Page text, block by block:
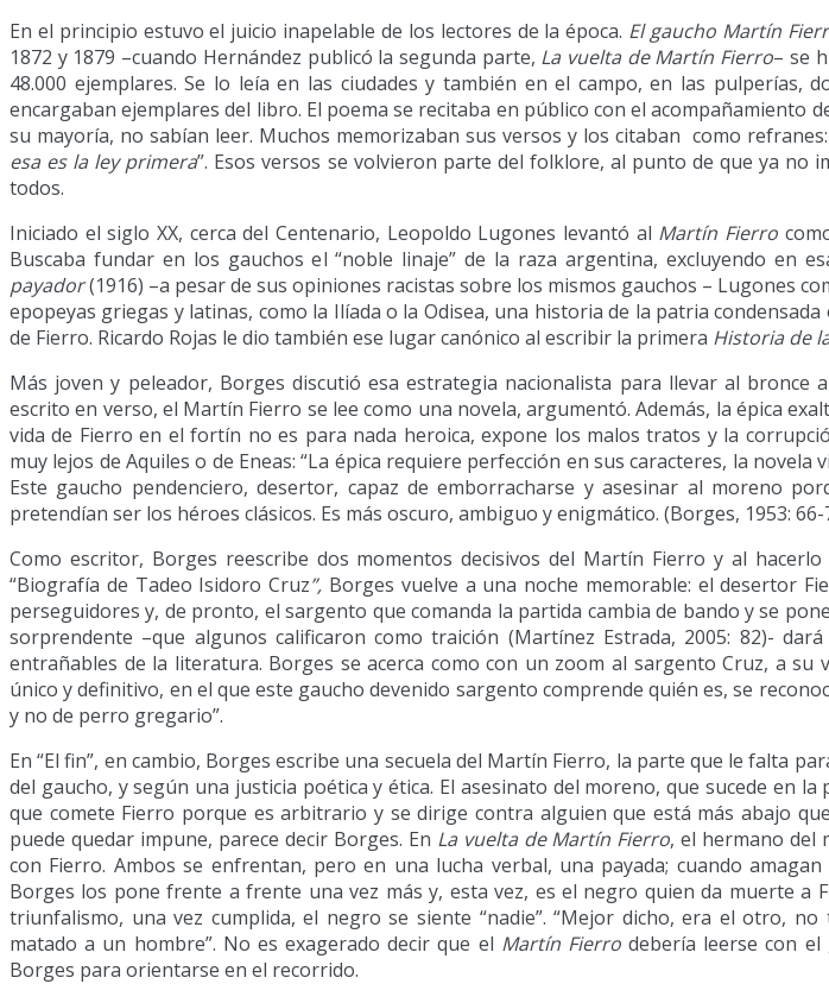
En el principio estuvo el juicio inapelable de los lectores de la época. El gaucho Martín
1872 y 1879 –cuando Hernández publicó la segunda parte, La vuelta de Martín Fierro– se
48.000 ejemplares. Se lo leía en las ciudades y también en el campo, en las pulperías,
encargaban ejemplares del libro. El poema se recitaba en público con el acompañamiento
su mayoría, no sabían leer. Muchos memorizaban sus versos y los citaban como refranes:
esa es la ley primera”. Esos versos se volvieron parte del folklore, al punto de que ya no
todos.
Iniciado el siglo XX, cerca del Centenario, Leopoldo Lugones levantó al Martín Fierro
Buscaba fundar en los gauchos el “noble linaje” de la raza argentina, excluyendo en
payador(1916) –a pesar de sus opiniones racistas sobre los mismos gauchos – Lugones
epopeyas griegas y latinas, como la Ilíada o la Odisea, una historia de la patria
de Fierro. Ricardo Rojas le dio también ese lugar canónico al escribir la primera Historia de
Más joven y peleador, Borges discutió esa estrategia nacionalista para llevar al bronce
escrito en verso, el Martín Fierro se lee como una novela, argumentó. Además, la épica
vida de Fierro en el fortín no es para nada heroica, expone los malos tratos y la
muy lejos de Aquiles o de Eneas: “La épica requiere perfección en sus caracteres, la novela
Este gaucho pendenciero, desertor, capaz de emborracharse y asesinar al moreno
pretendían ser los héroes clásicos. Es más oscuro, ambiguo y enigmático. (Borges, 1953: 66-
Como escritor, Borges reescribe dos momentos decisivos del Martín Fierro y al
“Biografía de Tadeo Isidoro Cruz”, Borges vuelve a una noche memorable: el desertor
perseguidores y, de pronto, el sargento que comanda la partida cambia de bando y se
sorprendente –que algunos calificaron como traición (Martínez Estrada, 2005: 82)-
entrañables de la literatura. Borges se acerca como con un zoom al sargento Cruz, a su
único y definitivo, en el que este gaucho devenido sargento comprende quién es, se
y no de perro gregario”.
En “El fin”, en cambio, Borges escribe una secuela del Martín Fierro, la parte que le falta
del gaucho, y según una justicia poética y ética. El asesinato del moreno, que sucede en
que comete Fierro porque es arbitrario y se dirige contra alguien que está más abajo
puede quedar impune, parece decir Borges. En La vuelta de Martín Fierro, el hermano del
con Fierro. Ambos se enfrentan, pero en una lucha verbal, una payada; cuando
Borges los pone frente a frente una vez más y, esta vez, es el negro quien da muerte a
triunfalismo, una vez cumplida, el negro se siente “nadie”. “Mejor dicho, era el otro,
matado a un hombre”. No es exagerado decir que el Martín Fierrodebería leerse con el
Borges para orientarse en el recorrido.